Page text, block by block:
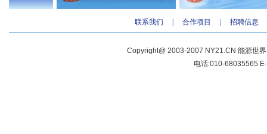
联系我们 合作项目 招聘信息
Copyright@ 2003-2007 NY21.CN 能源世
电话:010-68035565